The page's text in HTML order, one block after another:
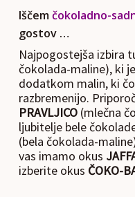
Iščemčokoladno-
gostov …
Najpogostejša izbira
čokolada-maline), ki
dodatkom malin, ki
razbremenijo.
PRAVLJICO(mlečna
ljubitelje bele
(bela čokolada-
vas imamo okus
izberite okus ČOKO-